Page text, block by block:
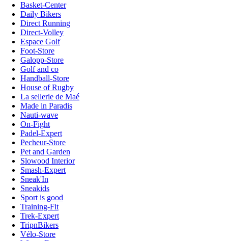
Basket-Center
Daily Bikers
Direct Running
Direct-Volley
Espace Golf
Foot-Store
Galopp-Store
Golf and co
Handball-Store
House of Rugby
La sellerie de Maé
Made in Paradis
Nauti-wave
On-Fight
Padel-Expert
Pecheur-Store
Pet and Garden
Slowood Interior
Smash-Expert
Sneak'In
Sneakids
Sport is good
Training-Fit
Trek-Expert
TripnBikers
Vélo-Store